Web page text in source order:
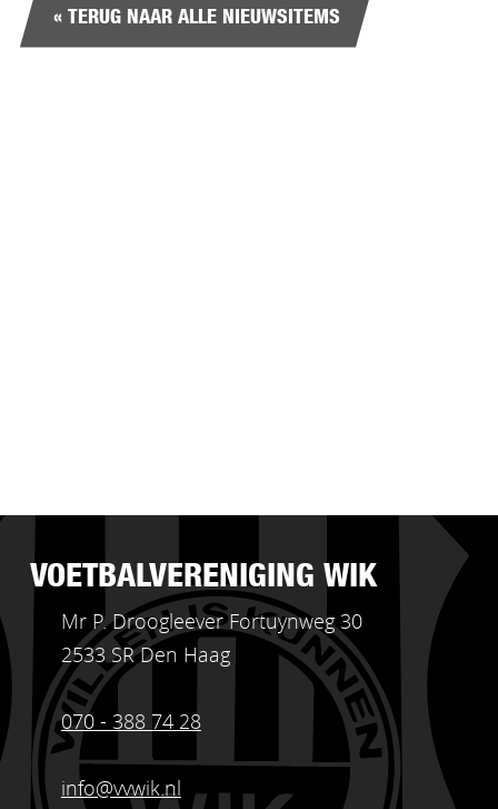
« TERUG NAAR ALLE NIEUWSITEMS
VOETBALVERENIGING WIK
Mr P. Droogleever Fortuynweg 30
2533 SR Den Haag
070 - 388 74 28
info@vvwik.nl